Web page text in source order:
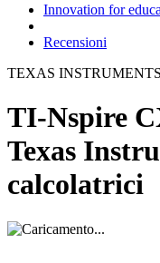
Innovation for
Recensioni
TEXAS INSTRUMENTS
TI-Nspire
Texas
calcolatrici